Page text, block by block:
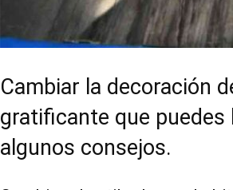
Cambiar la decoración
gratificante que puedes
algunos consejos.